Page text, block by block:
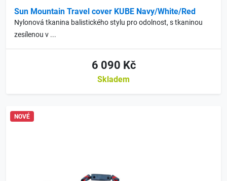
Sun Mountain Travel cover KUBE Navy/White/Red
Nylonová tkanina balistického stylu pro odolnost, s tkaninou
zesílenou v ...
6 090 Kč
Skladem
NOVÉ